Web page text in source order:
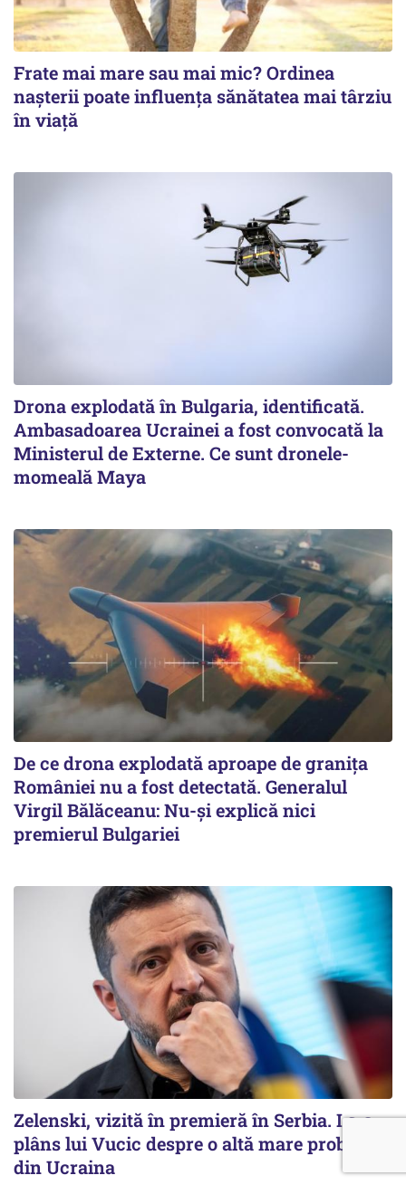
Frate mai mare sau mai mic? Ordinea
nașterii poate influența sănătatea mai târziu
în viață
Drona explodată în Bulgaria, identificată.
Ambasadoarea Ucrainei a fost convocată la
Ministerul de Externe. Ce sunt dronele-
momeală Maya
De ce drona explodată aproape de granița
României nu a fost detectată. Generalul
Virgil Bălăceanu: Nu-și explică nici
premierul Bulgariei
Zelenski, vizită în premieră în Serbia. I s-a
plâns lui Vucic despre o altă mare problemă
din Ucraina